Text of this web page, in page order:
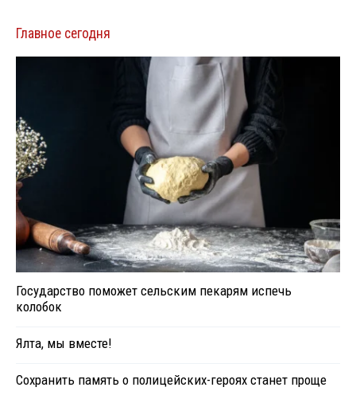
Главное сегодня
Государство поможет сельским пекарям испечь
колобок
Ялта, мы вместе!
Сохранить память о полицейских-героях станет проще